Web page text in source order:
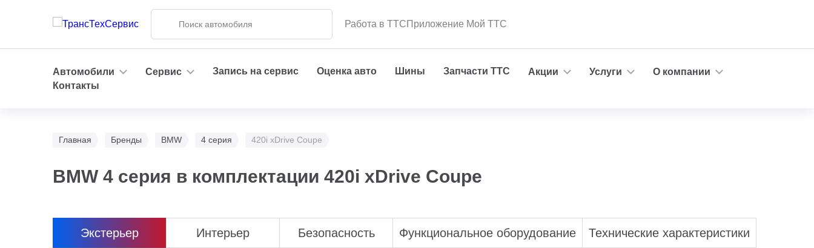
Работа в ТТСПриложение Мой ТТС
Автомобили Сервис Запись на сервис Оценка авто Шины Запчасти ТТС Акции Услуги
О компании
Контакты
Главная Бренды BMW 4 серия 420i xDrive Coupe
BMW 4 серия в комплектации 420i xDrive Coupe
Экстерьер Интерьер Безопасность Функциональное оборудование Технические характеристики